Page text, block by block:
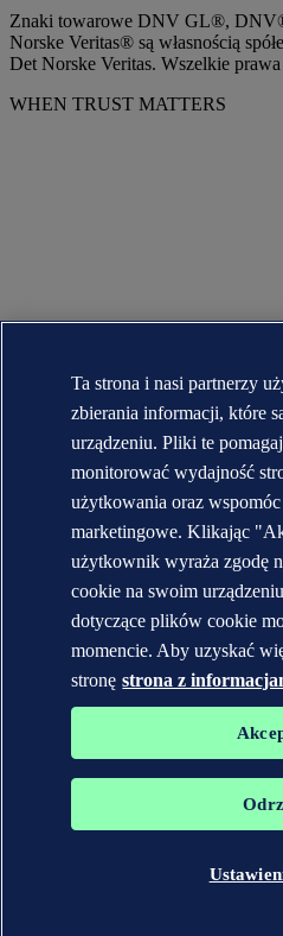
Znaki towarowe DNV GL®,
Norske Veritas® są własnością
Det Norske Veritas. Wszelkie prawa
WHEN TRUST MATTERS
Ta strona i nasi partnerzy
zbierania informacji, które
urządzeniu. Pliki te
monitorować wydajność
użytkowania oraz
marketingowe. Klikając
użytkownik wyraża zgodę
cookie na swoim
dotyczące plików cookie
momencie. Aby uzyskać
stronę strona z